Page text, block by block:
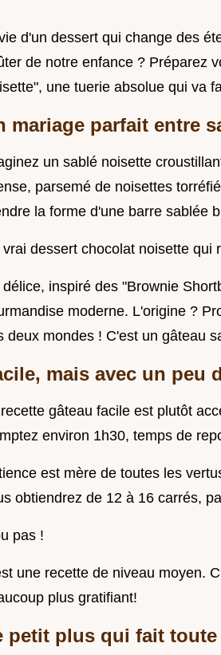
d'un dessert qui change des
de notre enfance ? Préparez
une tuerie absolue qui va
mariage parfait entre
un sablé noisette
parsemé de noisettes
la forme d'une barre sablée
vrai dessert chocolat noisette qui
délice, inspiré des "Brownie
moderne. L'origine ?
deux mondes ! C'est un gâteau
mais avec un peu
gâteau facile est plutôt
environ 1h30, temps de
est mère de toutes les
obtiendrez de 12 à 16 carrés,
pas !
une recette de niveau moyen.
plus gratifiant!
petit plus qui fait